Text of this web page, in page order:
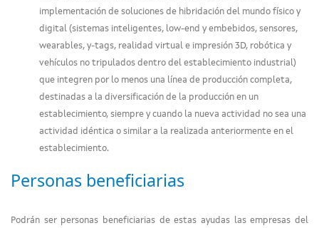
implementación de soluciones de hibridación del mundo físico y
digital (sistemas inteligentes, low-end y embebidos, sensores,
wearables, y-tags, realidad virtual e impresión 3D, robótica y
vehículos no tripulados dentro del establecimiento industrial)
que integren por lo menos una línea de producción completa,
destinadas a la diversificación de la producción en un
establecimiento, siempre y cuando la nueva actividad no sea una
actividad idéntica o similar a la realizada anteriormente en el
establecimiento.
Personas beneficiarias
Podrán ser personas beneficiarias de estas ayudas las empresas del